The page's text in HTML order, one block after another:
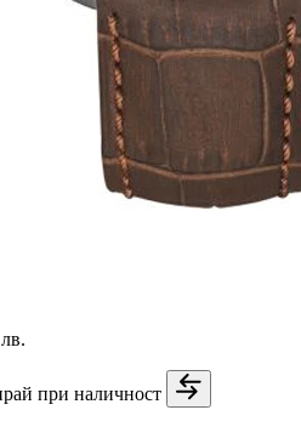
при наличност